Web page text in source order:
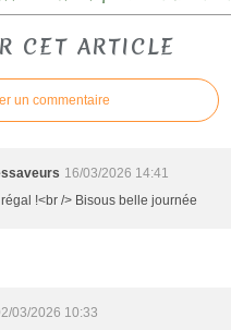
CET ARTICLE
un commentaire
16/03/2026 14:41
!<br /> Bisous belle journée
03/2026 10:33